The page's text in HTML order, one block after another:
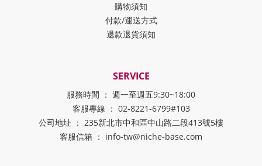
購物須知
付款/運送方式
退款退貨須知
SERVICE
服務時間 ： 週一至週五9:30~18:00
客服專線 ： 02-8221-6799#103
公司地址 ： 235新北市中和區中山路二段413號5樓
客服信箱 ： info-tw@niche-base.com